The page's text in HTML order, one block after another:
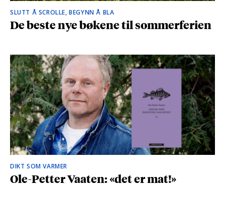
SLUTT Å SCROLLE, BEGYNN Å BLA
De beste nye bøkene til sommerferien
DIKT SOM VARMER
Ole-Petter Vaaten: «det er mat!»